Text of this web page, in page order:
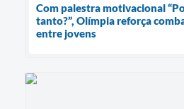
Com palestra motivacional
tanto?”, Olímpia reforça
entre jovens